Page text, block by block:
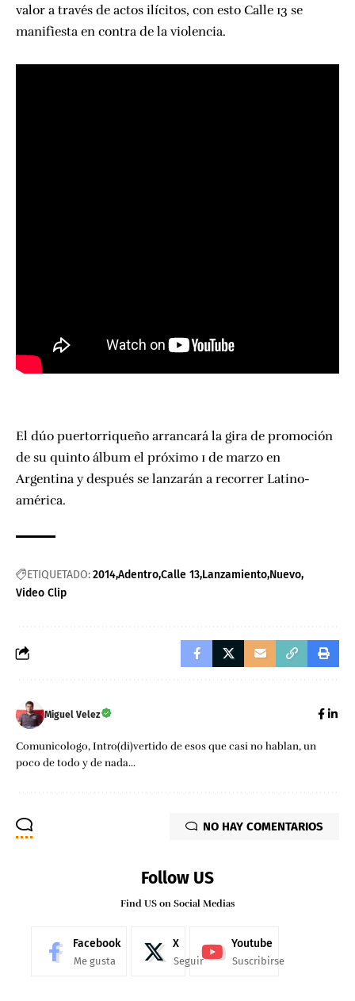
valor a través de actos ilícitos, con esto Calle 13 se
manifiesta en contra de la violencia.
El dúo puertorriqueño arrancará la gira de promoción
de su quinto álbum el próximo 1 de marzo en
Argentina y después se lanzarán a recorrer Latino-
américa.
ETIQUETADO:2014AdentroCalle 13 Lanzamiento Nuevo
Video Clip
Miguel Velez
Comunicologo, Intro(di)vertido de esos que casi no hablan, un
poco de todo y de nada...
NO HAY COMENTARIOS
Follow US
Find US on Social Medias
Facebook
Me gusta
X
Seguir
Youtube
Suscribirse